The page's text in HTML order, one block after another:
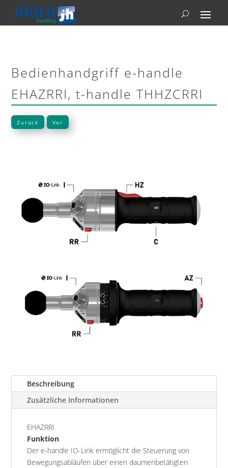
Bedienhandgriff e-handle
EHAZRRI, t-handle THHZCRRI
Zurück Vor
Beschreibung
Zusätzliche Informationen
EHAZRRI
Funktion
Der e-handle IO-Link ermöglicht die Steuerung von
Bewegungsabläufen über einen daumenbetätigten